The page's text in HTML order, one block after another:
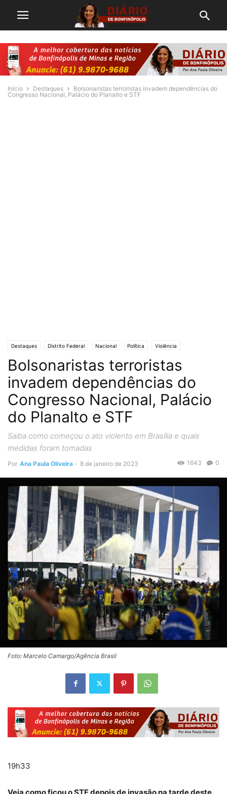
Início Destaques
Bolsonaristas terroristas invadem dependências do
Congresso Nacional, Palácio do Planalto e STF
Destaques Distrito Federal Nacional Política Violência
Bolsonaristas terroristas
invadem dependências do
Congresso Nacional, Palácio
do Planalto e STF
Saiba como começou o ato violento em Brasília e quais
medidas foram tomadas
Por Ana Paula Oliveira - 8 de janeiro de 2023 0
1643
Foto: Marcelo Camargo/Agência Brasil
19h33